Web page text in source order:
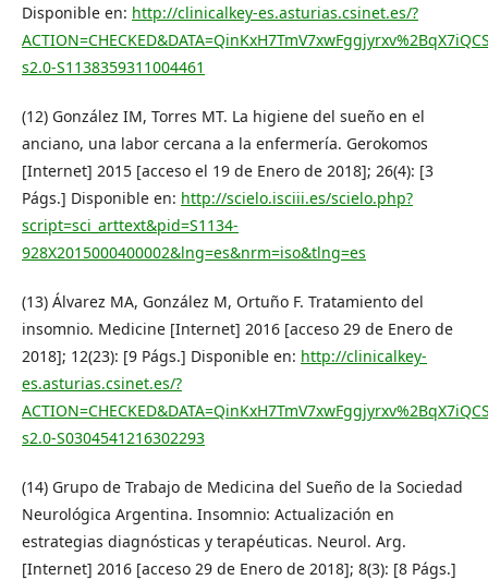
Disponible en: http://clinicalkey-es.asturias.csinet.es/?
s2.0-S1138359311004461
(12) González IM, Torres MT. La higiene del sueño en el
anciano, una labor cercana a la enfermería. Gerokomos
[Internet] 2015 [acceso el 19 de Enero de 2018]; 26(4): [3
Págs.] Disponible en: http://scielo.isciii.es/scielo.php?
script=sci_arttext&pid=S1134-
928X2015000400002&lng=es&nrm=iso&tlng=es
(13) Álvarez MA, González M, Ortuño F. Tratamiento del
insomnio. Medicine [Internet] 2016 [acceso 29 de Enero de
2018]; 12(23): [9 Págs.] Disponible en: http://clinicalkey-
es.asturias.csinet.es/?
s2.0-S0304541216302293
(14) Grupo de Trabajo de Medicina del Sueño de la Sociedad
Neurológica Argentina. Insomnio: Actualización en
estrategias diagnósticas y terapéuticas. Neurol. Arg.
[Internet] 2016 [acceso 29 de Enero de 2018]; 8(3): [8 Págs.]